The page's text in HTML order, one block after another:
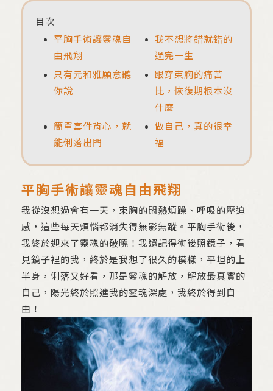
目次
平胸手術讓靈魂自
由飛翔
我不想將錯就錯的
過完一生
只有元和雅願意聽
你說
跟穿束胸的痛苦
比，恢復期根本沒
什麼
簡單套件背心，就
能俐落出門
做自己，真的很幸
福
平胸手術讓靈魂自由飛翔
我從沒想過會有一天，束胸的悶熱煩躁、呼吸的壓迫
感，這些每天煩惱都消失得無影無蹤。平胸手術後，
我終於迎來了靈魂的破曉！我還記得術後照鏡子，看
見鏡子裡的我，終於是我想了很久的模樣，平坦的上
半身，俐落又好看，那是靈魂的解放，解放最真實的
自己，陽光終於照進我的靈魂深處，我終於得到自
由！